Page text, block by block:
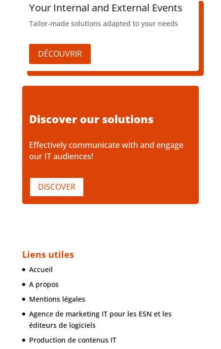
​Your Internal and External Events
Tailor-made solutions adapted to your needs
DÉCOUVRIR
Discover our solutions
Effectively communicate with and engage
our IT audiences!
DISCOVER
Liens utiles
Accueil
A propos
Mentions légales
Agence de marketing IT pour les ESN et les
éditeurs de logiciels
Production de contenus IT